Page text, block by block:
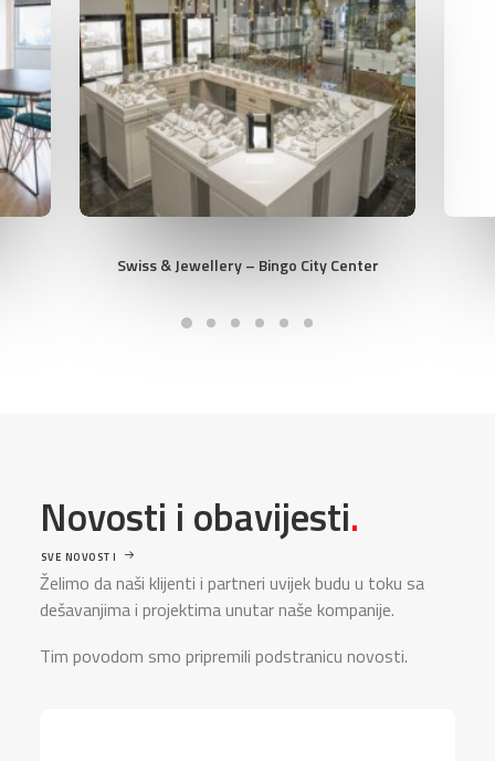
Swiss & Jewellery – Bingo City Center
Novosti i obavijesti.
SVE NOVOSTI
Želimo da naši klijenti i partneri uvijek budu u toku sa
dešavanjima i projektima unutar naše kompanije.
Tim povodom smo pripremili podstranicu novosti.